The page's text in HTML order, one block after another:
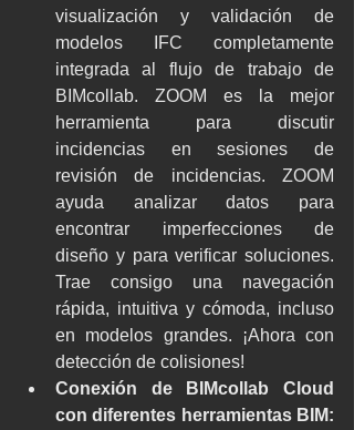
visualización y validación de
modelos IFC completamente
integrada al flujo de trabajo de
BIMcollab. ZOOM es la mejor
herramienta para discutir
incidencias en sesiones de
revisión de incidencias. ZOOM
ayuda analizar datos para
encontrar imperfecciones de
diseño y para verificar soluciones.
Trae consigo una navegación
rápida, intuitiva y cómoda, incluso
en modelos grandes. ¡Ahora con
detección de colisiones!
Conexión de BIMcollab Cloud
con diferentes herramientas BIM: